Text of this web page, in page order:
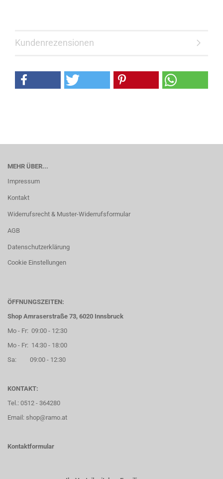
Kundenrezensionen
MEHR ÜBER...
Impressum
Kontakt
Widerrufsrecht & Muster-Widerrufsformular
AGB
Datenschutzerklärung
Cookie Einstellungen
ÖFFNUNGSZEITEN:
Shop Amraserstraße 73, 6020 Innsbruck
Mo - Fr: 09:00 - 12:30
Mo - Fr: 14:30 - 18:00
Sa: 09:00 - 12:30
KONTAKT:
Tel.: 0512 - 364280
Email: shop@ramo.at
Kontaktformular